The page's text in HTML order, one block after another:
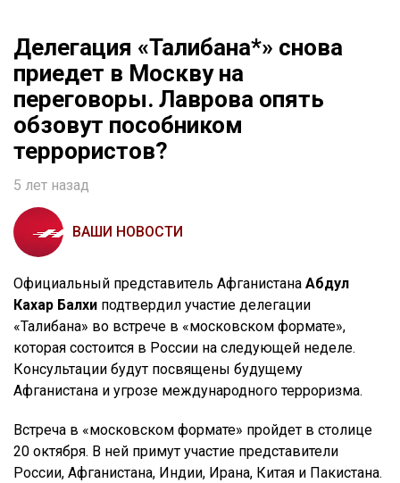
Делегация «Талибана*» снова
приедет в Москву на
переговоры. Лаврова опять
обзовут пособником
террористов?
5 лет назад
ВАШИ НОВОСТИ
Официальный представитель Афганистана Абдул
Кахар Балхи подтвердил участие делегации
«Талибана» во встрече в «московском формате»,
которая состоится в России на следующей неделе.
Консультации будут посвящены будущему
Афганистана и угрозе международного терроризма.
Встреча в «московском формате» пройдет в столице
20 октября. В ней примут участие представители
России, Афганистана, Индии, Ирана, Китая и Пакистана.